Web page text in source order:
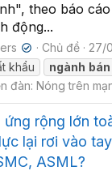
theo báo
động...
✔ Chủ đề 27/
khẩu
ngành bán
đàn: Nóng trên
ứng rộng lớn
lại rơi vào
ASML?